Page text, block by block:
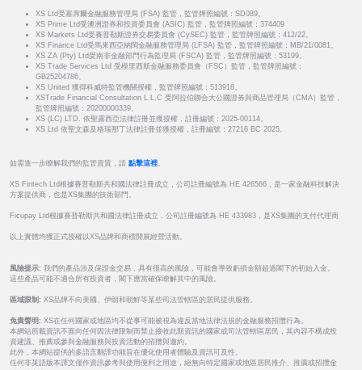
XS Ltd受塞席爾金融服務管理局 (FSA) 監管，監管牌照編號：SD089。
XS Prime Ltd受澳洲證券和投資委員會 (ASIC) 監管，監管牌照編號：374409
XS Markets Ltd受賽普勒斯證券交易委員會 (CySEC) 監管，監管牌照編號：412/22。
XS Finance Ltd受馬來西亞納閩金融服務管理局 (LFSA) 監管，監管牌照編號：MB/21/0081。
XS ZA (Pty) Ltd受南非金融部門行為監理局 (FSCA) 監管，監管牌照編號：53199。
XS Trade Services Ltd 受模里西斯金融服務委員會（FSC）監管，監管牌照編號：
GB25204786。
XS United 獲得科威特監管機關授權，監管牌照編號：513918。
XSTrade Financial Consultation L.L.C 受阿拉伯聯合大公國證券與商品管理局（CMA）監管，
監管牌照編號：20200000339。
XS (LC) LTD. 依聖露西亞法律註冊並獲授權，註冊編號：2025-00114。
XS Ltd 依聖文森及格瑞那丁法律註冊並獲授權，註冊編號：27216 BC 2025。
如需進一步瞭解我們的監管資質，請 點擊這裡。
XS Fintech Ltd根據賽普勒斯共和國法律註冊成立，公司註冊編號為 HE 426566，是一家金融科技解決
方案提供商，也是XS集團的技術部門。
Ficupay Ltd根據賽普勒斯共和國法律註冊成立，公司註冊編號為 HE 433983，是XS集團的支付代理商
以上實體均獲正式授權以XS品牌和商標開展經營活動。
風險提示: 我們的產品涉及保證金交易，具有很高的風險，可能會導致虧損金額超過閣下的初始入金。
這些產品可能不適合所有投資者，閣下應當確保瞭解其中的風險。
區域限制: XS品牌不向美國、伊朗和朝鮮等某些司法管轄區的居民提供服務。
免責聲明: XS在任何國家或地區均不從事可能被視為違反當地法律法規的金融服務招攬行為。
本網站所載資訊不面向任何因法律限制而禁止接收此類資訊的國家或司法管轄區居民，其內容不構成投
資建議、推薦或參與金融服務與投資活動的招攬與邀約。
此外，本網站提供的多語言翻譯功能旨在優化使用者體驗及資訊可及性。
任何非英語版本譯文僅作資訊參考與使用便利之用途，絕無向特定國家或地區居民推介、推廣或招攬金